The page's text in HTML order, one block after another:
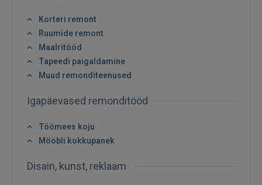
Korteri remont
Ruumide remont
Maalritööd
Tapeedi paigaldamine
Muud remonditeenused
Igapäevased remonditööd
Töömees koju
Mööbli kokkupanek
Disain, kunst, reklaam